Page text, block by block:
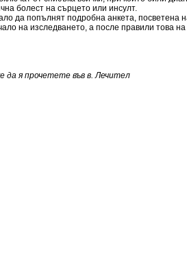
болест на сърцето или инсулт.
да попълнят подробна анкета, посветена
на изследването, а после правили това на
я прочетете във в. Лечител